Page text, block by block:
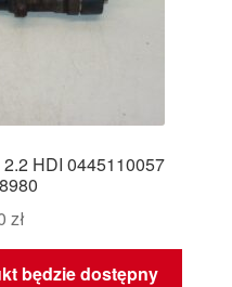
HDI 0445110057
zł
będzie dostępny